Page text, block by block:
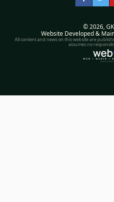
Facebook
© 2026,
Website Developed &
All content and news on this website are
assumes no